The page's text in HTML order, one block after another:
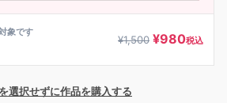
象です
¥1,500 ¥980税込
選択せずに作品を購入する